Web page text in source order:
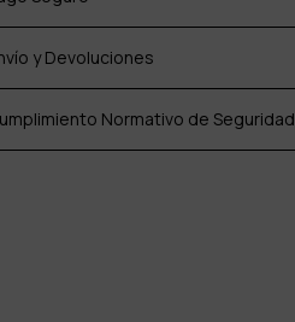
y Devoluciones
Normativo de Seguridad